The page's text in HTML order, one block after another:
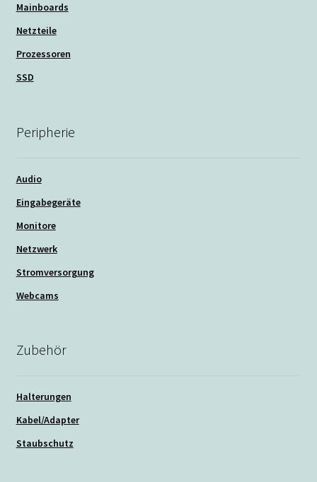
Mainboards
Netzteile
Prozessoren
SSD
Peripherie
Audio
Eingabegeräte
Monitore
Netzwerk
Stromversorgung
Webcams
Zubehör
Halterungen
Kabel/Adapter
Staubschutz